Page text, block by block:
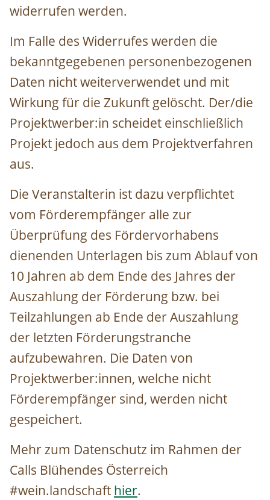
widerrufen werden.
Im Falle des Widerrufes werden die
bekanntgegebenen personenbezogenen
Daten nicht weiterverwendet und mit
Wirkung für die Zukunft gelöscht. Der/die
Projektwerber:in scheidet einschließlich
Projekt jedoch aus dem Projektverfahren
aus.
Die Veranstalterin ist dazu verpflichtet
vom Förderempfänger alle zur
Überprüfung des Fördervorhabens
dienenden Unterlagen bis zum Ablauf von
10 Jahren ab dem Ende des Jahres der
Auszahlung der Förderung bzw. bei
Teilzahlungen ab Ende der Auszahlung
der letzten Förderungstranche
aufzubewahren. Die Daten von
Projektwerber:innen, welche nicht
Förderempfänger sind, werden nicht
gespeichert.
Mehr zum Datenschutz im Rahmen der
Calls Blühendes Österreich
#wein.landschaft hier.